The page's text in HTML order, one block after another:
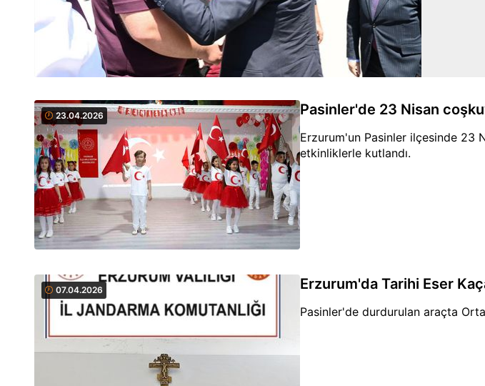
23.04.2026 Pasinler'de 23 Nisan
Erzurum'un Pasinler ilçesinde 23
etkinliklerle kutlandı.
07.04.2026 Erzurum'da Tarihi Eser
Pasinler'de durdurulan araçta